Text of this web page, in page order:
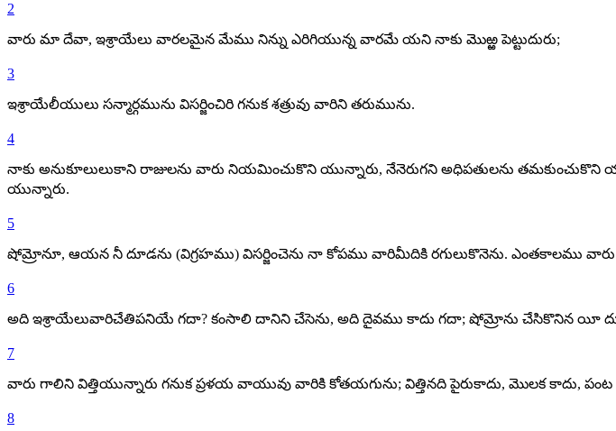
2
వారు మా దేవా, ఇశ్రాయేలు వారలమైన మేము నిన్ను ఎరిగియున్న వారమే యని నాకు మొఱ్ఱ పెట్టుదురు;
3
ఇశ్రాయేలీయులు సన్మార్గమును విసర్జించిరి గనుక శత్రువు వారిని తరుమును.
4
నాకు అనుకూలులుకాని రాజులను వారు నియమించుకొని యున్నారు, నేనెరుగని అధిపతులను
యున్నారు.
5
షోమ్రోనూ, ఆయన నీ దూడను (విగ్రహము) విసర్జించెను నా కోపము వారిమీదికి రగులుకొనెను. ఎంతకాలము వారు
6
అది ఇశ్రాయేలువారిచేతిపనియే గదా? కంసాలి దానిని చేసెను, అది దైవము కాదు గదా; షోమ్రోను చేసికొనిన యీ
7
వారు గాలిని విత్తియున్నారు గనుక ప్రళయ వాయువు వారికి కోతయగును; విత్తినది పైరుకాదు, మొలక కాదు,
8